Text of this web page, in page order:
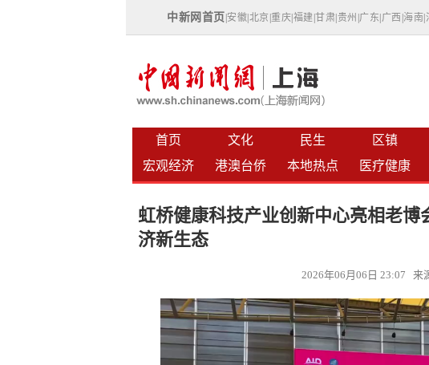
中新网首页 安徽 北京 |重庆 福建 |甘肃 贵州 广东 广西 海南
首页 文化 民生 区镇
宏观经济
港澳台侨 本地热点 医疗健康
虹桥健康科技产业创新中心亮相老博
济新生态
2026年06月06日 23:07 来